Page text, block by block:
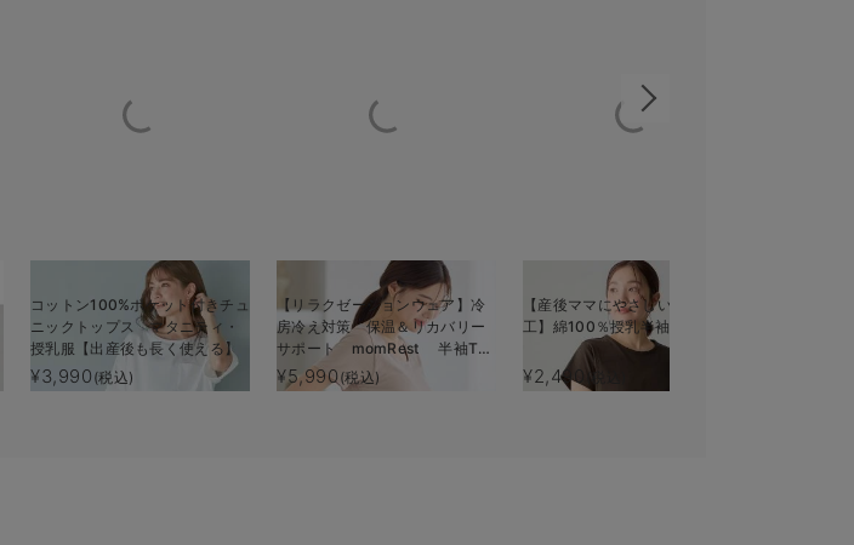
コットン100%ポケット付きチュ
ニックトップス マタニティ・
授乳服【出産後も長く使える】
¥3,990 (税込)
【リラクゼーションウェア】冷
房冷え対策 保温＆リカバリー
サポート momRest 半袖Tシ
ャツ efe×ANGELIEBEコラボ
光電子 日本製
¥5,990 (税込)
【産後ママにやさしい防汚加
工】綿100％授乳半袖TEE
¥2,490 (税込)